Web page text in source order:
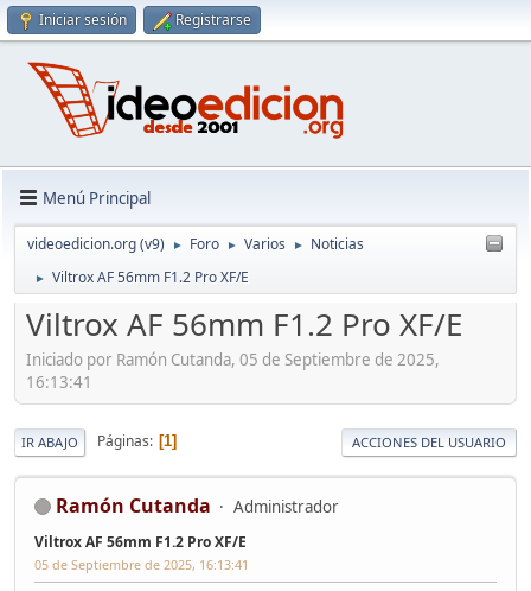
Iniciar sesión Registrarse
Menú Principal
videoedicion.org (v9) ► Foro ► Varios ► Noticias
► Viltrox AF 56mm F1.2 Pro XF/E
Viltrox AF 56mm F1.2 Pro XF/E
Iniciado por Ramón Cutanda, 05 de Septiembre de 2025,
16:13:41
IR ABAJO Páginas 1 ACCIONES DEL USUARIO
Ramón Cutanda Administrador
Viltrox AF 56mm F1.2 Pro XF/E
05 de Septiembre de 2025, 16:13:41